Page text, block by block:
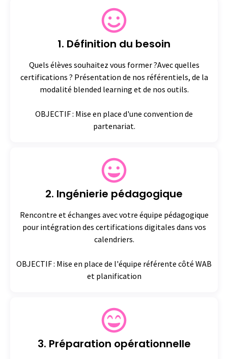
1. Définition du besoin
Quels élèves souhaitez vous former ?Avec quelles
certifications ? Présentation de nos référentiels, de la
modalité blended learning et de nos outils.
OBJECTIF : Mise en place d'une convention de
partenariat.
2. Ingénierie pédagogique
Rencontre et échanges avec votre équipe pédagogique
pour intégration des certifications digitales dans vos
calendriers.
OBJECTIF : Mise en place de l'équipe référente côté WAB
et planification
3. Préparation opérationnelle